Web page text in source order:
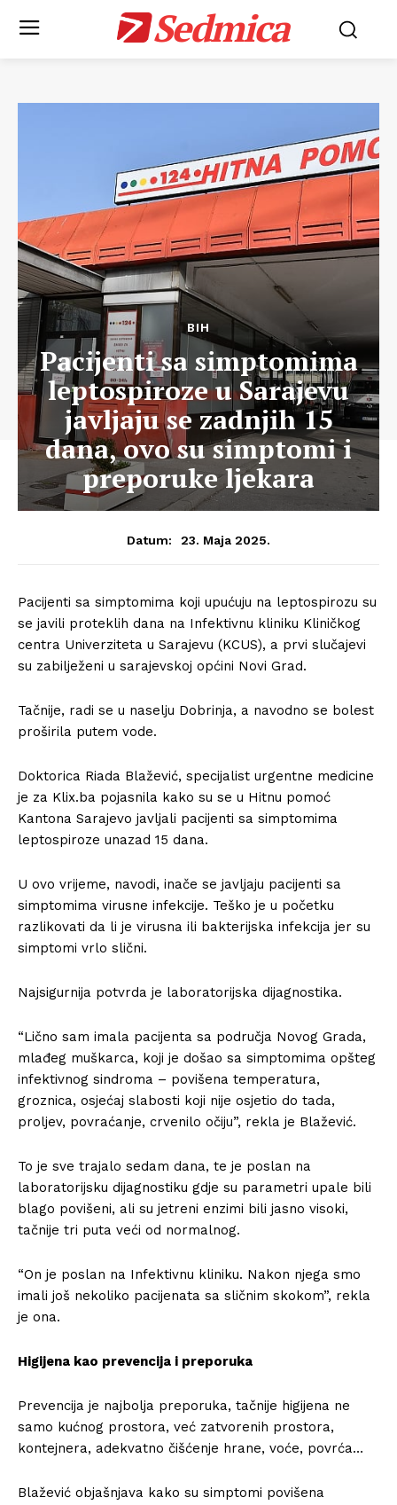
Sedmica
BIH
Pacijenti sa simptomima
leptospiroze u Sarajevu
javljaju se zadnjih 15
dana, ovo su simptomi i
preporuke ljekara
Datum: 23. Maja 2025.
Pacijenti sa simptomima koji upućuju na leptospirozu su
se javili proteklih dana na Infektivnu kliniku Kliničkog
centra Univerziteta u Sarajevu (KCUS), a prvi slučajevi
su zabilježeni u sarajevskoj općini Novi Grad.
Tačnije, radi se u naselju Dobrinja, a navodno se bolest
proširila putem vode.
Doktorica Riada Blažević, specijalist urgentne medicine
je za Klix.ba pojasnila kako su se u Hitnu pomoć
Kantona Sarajevo javljali pacijenti sa simptomima
leptospiroze unazad 15 dana.
U ovo vrijeme, navodi, inače se javljaju pacijenti sa
simptomima virusne infekcije. Teško je u početku
razlikovati da li je virusna ili bakterijska infekcija jer su
simptomi vrlo slični.
Najsigurnija potvrda je laboratorijska dijagnostika.
“Lično sam imala pacijenta sa područja Novog Grada,
mlađeg muškarca, koji je došao sa simptomima opšteg
infektivnog sindroma – povišena temperatura,
groznica, osjećaj slabosti koji nije osjetio do tada,
proljev, povraćanje, crvenilo očiju”, rekla je Blažević.
To je sve trajalo sedam dana, te je poslan na
laboratorijsku dijagnostiku gdje su parametri upale bili
blago povišeni, ali su jetreni enzimi bili jasno visoki,
tačnije tri puta veći od normalnog.
“On je poslan na Infektivnu kliniku. Nakon njega smo
imali još nekoliko pacijenata sa sličnim skokom”, rekla
je ona.
Higijena kao prevencija i preporuka
Prevencija je najbolja preporuka, tačnije higijena ne
samo kućnog prostora, već zatvorenih prostora,
kontejnera, adekvatno čišćenje hrane, voće, povrća…
Blažević objašnjava kako su simptomi povišena